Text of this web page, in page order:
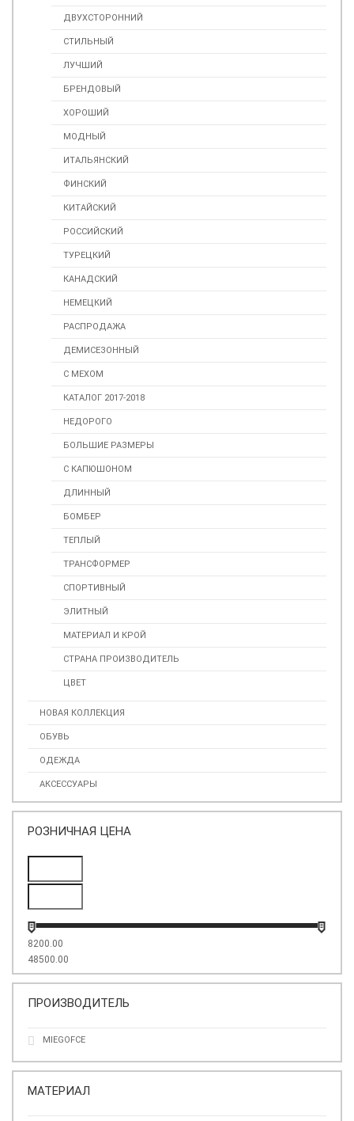
ДВУХСТОРОННИЙ
СТИЛЬНЫЙ
ЛУЧШИЙ
БРЕНДОВЫЙ
ХОРОШИЙ
МОДНЫЙ
ИТАЛЬЯНСКИЙ
ФИНСКИЙ
КИТАЙСКИЙ
РОССИЙСКИЙ
ТУРЕЦКИЙ
КАНАДСКИЙ
НЕМЕЦКИЙ
РАСПРОДАЖА
ДЕМИСЕЗОННЫЙ
С МЕХОМ
КАТАЛОГ 2017-2018
НЕДОРОГО
БОЛЬШИЕ РАЗМЕРЫ
С КАПЮШОНОМ
ДЛИННЫЙ
БОМБЕР
ТЕПЛЫЙ
ТРАНСФОРМЕР
СПОРТИВНЫЙ
ЭЛИТНЫЙ
МАТЕРИАЛ И КРОЙ
СТРАНА ПРОИЗВОДИТЕЛЬ
ЦВЕТ
НОВАЯ КОЛЛЕКЦИЯ
ОБУВЬ
ОДЕЖДА
АКСЕССУАРЫ
РОЗНИЧНАЯ ЦЕНА
8200.00
48500.00
ПРОИЗВОДИТЕЛЬ
MIEGOFCE
МАТЕРИАЛ